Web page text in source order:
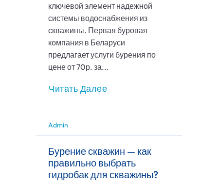
ключевой элемент надежной
системы водоснабжения из
скважины. Первая буровая
компания в Беларуси
предлагает услуги бурения по
цене от 70р. за...
Читать Далее
Admin
Бурение скважин — как
правильно выбрать
гидробак для скважины?